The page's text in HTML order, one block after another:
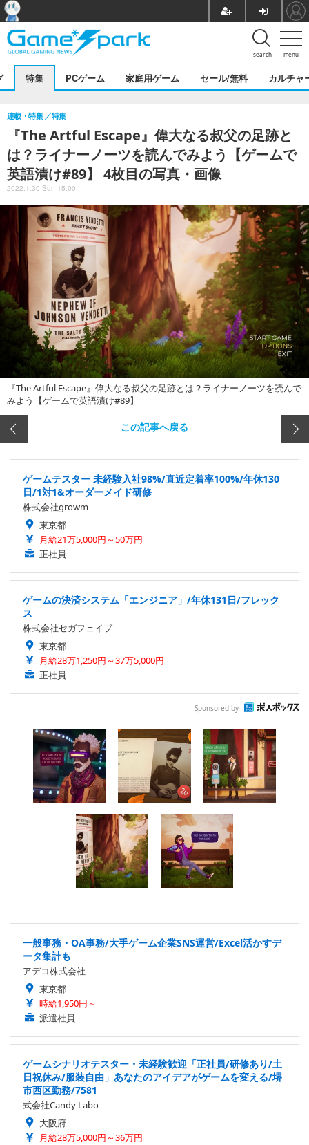
menu
search
特集 PCゲーム 家庭用ゲーム セール/無料 カルチャ
『The Artful Escape』偉大なる叔父の足跡と
は？ライナーノーツを読んでみよう【ゲームで
英語漬け#89】 4枚目の写真・画像
連載・特集 特集
2022.1.30 Sun 15:00
『The Artful Escape』偉大なる叔父の足跡とは？ライナーノーツを読んで
みよう【ゲームで英語漬け#89】
この記事へ戻る
ゲームテスター 未経験入社98%/直近定着率100%/年休130
日/1対1&オーダーメイド研修
株式会社growm
東京都
月給21万5,000円～50万円
正社員
ゲームの決済システム「エンジニア」/年休131日/フレック
ス
株式会社セガフェイブ
東京都
月給28万1,250円～37万5,000円
正社員
Sponsored by
一般事務・OA事務/大手ゲーム企業SNS運営/Excel活かすデ
ータ集計も
アデコ株式会社
東京都
時給1,950円～
派遣社員
ゲームシナリオテスター・未経験歓迎「正社員/研修あり/土
日祝休み/服装自由」あなたのアイデアがゲームを変える/堺
市西区勤務/7581
式会社Candy Labo
大阪府
月給28万5,000円～36万円